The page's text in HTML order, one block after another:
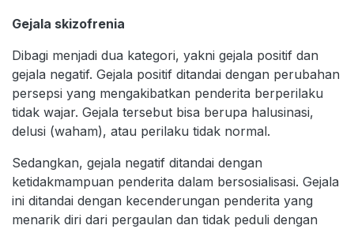
Gejala skizofrenia
Dibagi menjadi dua kategori, yakni gejala positif dan
gejala negatif. Gejala positif ditandai dengan perubahan
persepsi yang mengakibatkan penderita berperilaku
tidak wajar. Gejala tersebut bisa berupa halusinasi,
delusi (waham), atau perilaku tidak normal.
Sedangkan, gejala negatif ditandai dengan
ketidakmampuan penderita dalam bersosialisasi. Gejala
ini ditandai dengan kecenderungan penderita yang
menarik diri dari pergaulan dan tidak peduli dengan